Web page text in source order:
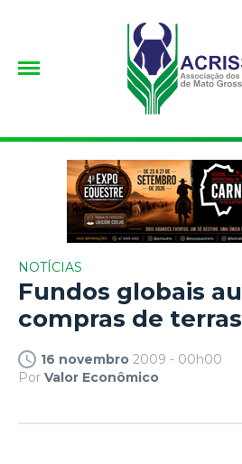
NOTÍCIAS
Fundos globais
compras de
16 novembro 2009 - 00h00
Por Valor Econômico